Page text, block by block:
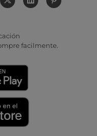
facilmente.